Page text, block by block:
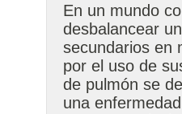
En un mundo
desbalancear
secundarios en
por el uso de
de pulmón se
una